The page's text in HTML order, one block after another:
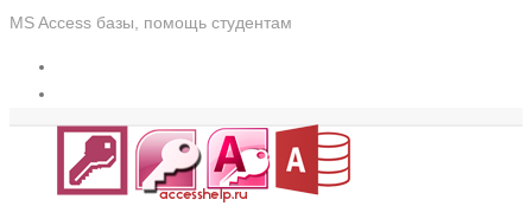
MS Access базы, помощь студентам